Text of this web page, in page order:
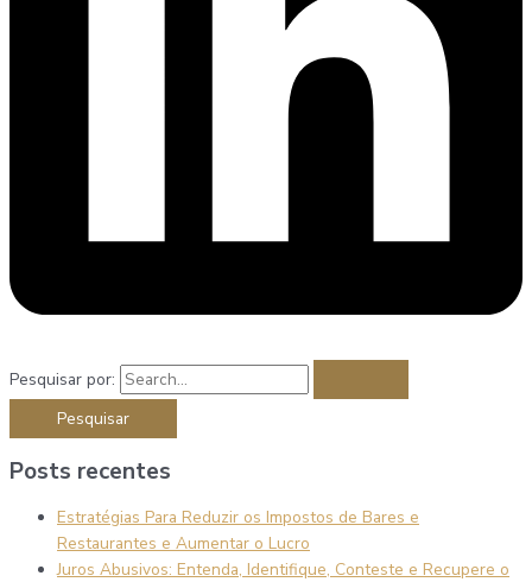
Pesquisar por:
Posts recentes
Estratégias Para Reduzir os Impostos de Bares e
Restaurantes e Aumentar o Lucro
Juros Abusivos: Entenda, Identifique, Conteste e Recupere o